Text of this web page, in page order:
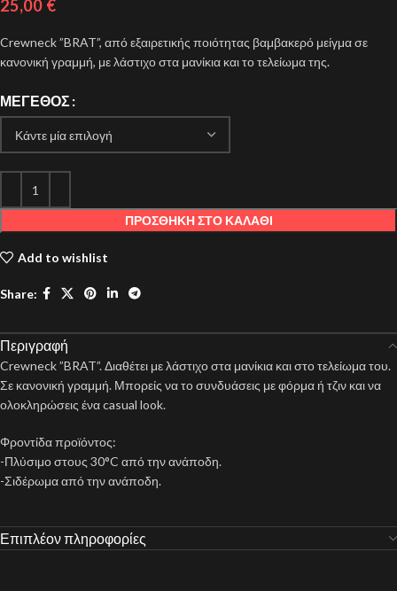
25,00 €
Crewneck ”BRAT”, από εξαιρετικής ποιότητας βαμβακερό μείγμα σε
κανονική γραμμή, με λάστιχο στα μανίκια και το τελείωμα της.
ΜΈΓΕΘΟΣ
ΠΡΟΣΘΉΚΗ ΣΤΟ ΚΑΛΆΘΙ
Add to wishlist
Share:
Περιγραφή
Crewneck ”BRAT”. Διαθέτει με λάστιχο στα μανίκια και στο τελείωμα του.
Σε κανονική γραμμή. Μπορείς να το συνδυάσεις με φόρμα ή τζιν και να
ολοκληρώσεις ένα casual look.
Φροντίδα προϊόντος:
-Πλύσιμο στους 30°C από την ανάποδη.
-Σιδέρωμα από την ανάποδη.
Επιπλέον πληροφορίες